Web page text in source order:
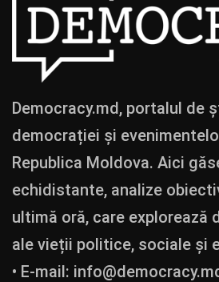
Democracy.md, portalul de
democrației și
Republica Moldova. Aici
echidistante, analize
ultimă oră, care explorează
ale vieții politice, sociale și
• E-mail: